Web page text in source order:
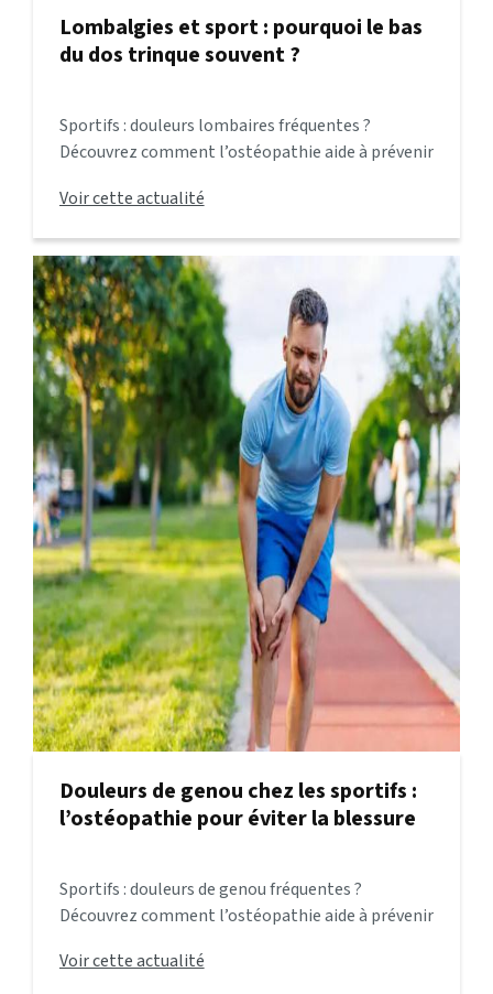
Lombalgies et sport : pourquoi le bas
du dos trinque souvent ?
Sportifs : douleurs lombaires fréquentes ?
Découvrez comment l’ostéopathie aide à prévenir
performer sans douleur.
Voir cette actualité
Douleurs de genou chez les sportifs :
l’ostéopathie pour éviter la blessure
Sportifs : douleurs de genou fréquentes ?
Découvrez comment l’ostéopathie aide à prévenir
Voir cette actualité